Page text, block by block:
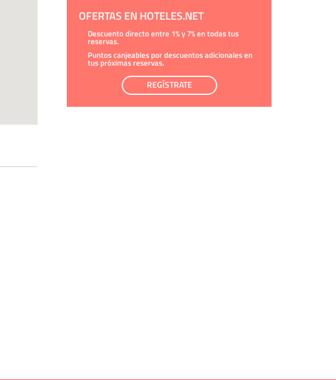
OFERTAS EN HOTELES.NET
Descuento directo entre 1% y 7% en todas tus
reservas.
Puntos canjeables por descuentos adicionales en
tus próximas reservas.
REGÍSTRATE